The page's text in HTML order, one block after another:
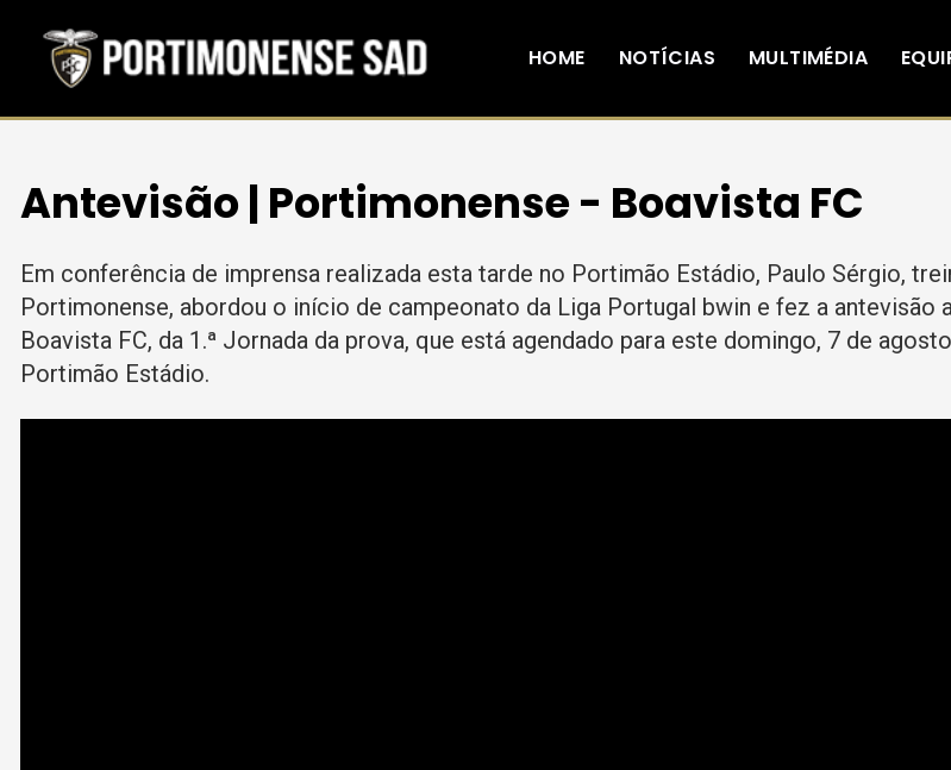
HOME NOTÍCIAS MULTIMÉDIA
Antevisão | Portimonense - Boavista FC
Em conferência de imprensa realizada esta tarde no Portimão Estádio, Paulo Sérgio,
Portimonense, abordou o início de campeonato da Liga Portugal bwin e fez a antevisão
Boavista FC, da 1.ª Jornada da prova, que está agendado para este domingo, 7 de
Portimão Estádio.